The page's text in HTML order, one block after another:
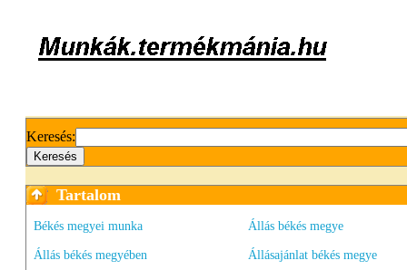
Keresés:
Tartalom
Békés megyei munka
Állás békés megye
Állás békés megyében
Állásajánlat békés megye